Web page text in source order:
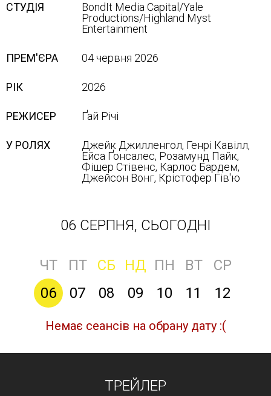
СТУДІЯ
BondIt Media Capital/Yale
Productions/Highland Myst
Entertainment
ПРЕМ'ЄРА 04 червня 2026
РІК 2026
РЕЖИСЕР Ґай Річі
У РОЛЯХ
Джейк Джилленгол, Генрі Кавілл,
Ейса Ґонсалес, Розамунд Пайк,
Фішер Стівенс, Карлос Бардем,
Джейсон Вонг, Крістофер Гів'ю
06 СЕРПНЯ, СЬОГОДНІ
ЧТ ПТ СБ НД ПН ВТ
СР
06
07 08 09 10 11 12
Немає сеансів на обрану дату :(
ТРЕЙЛЕР